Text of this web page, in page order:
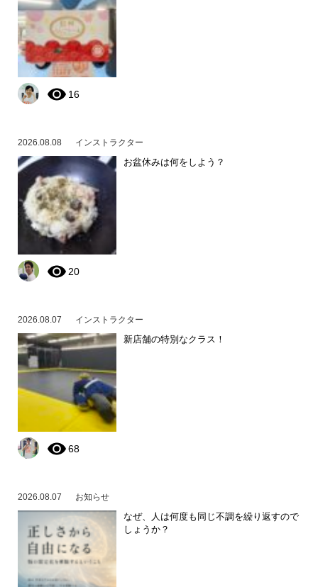
16
2026.08.08 インストラクター
お盆休みは何をしよう？
20
2026.08.07 インストラクター
新店舗の特別なクラス！
68
2026.08.07 お知らせ
なぜ、人は何度も同じ不調を繰り返すので
しょうか？